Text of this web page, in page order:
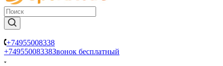
+74955008338
+74955008338Звонок бесплатный